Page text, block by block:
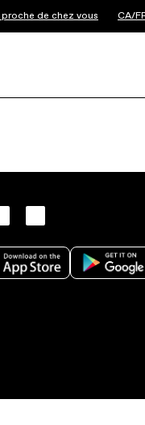
de chez vous CA/